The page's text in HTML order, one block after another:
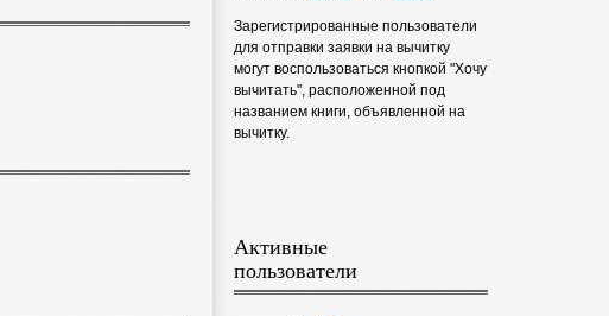
Зарегистрированные пользователи
для отправки заявки на вычитку
могут воспользоваться кнопкой "Хочу
вычитать", расположенной под
названием книги, объявленной на
вычитку.
Активные
пользователи